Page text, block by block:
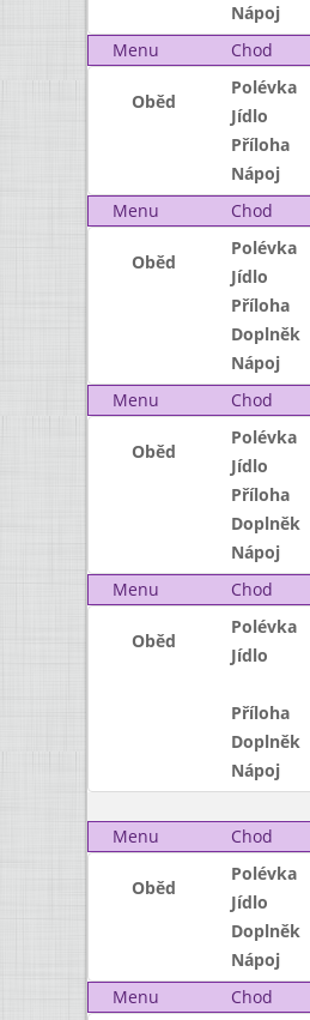
Nápoj
Menu
Chod
Oběd
Polévka
Jídlo
Příloha
Nápoj
Menu
Chod
Oběd
Polévka
Jídlo
Příloha
Doplněk
Nápoj
Menu
Chod
Oběd
Polévka
Jídlo
Příloha
Doplněk
Nápoj
Menu
Chod
Oběd
Polévka
Jídlo
Příloha
Doplněk
Nápoj
Menu
Chod
Oběd
Polévka
Jídlo
Doplněk
Nápoj
Menu
Chod